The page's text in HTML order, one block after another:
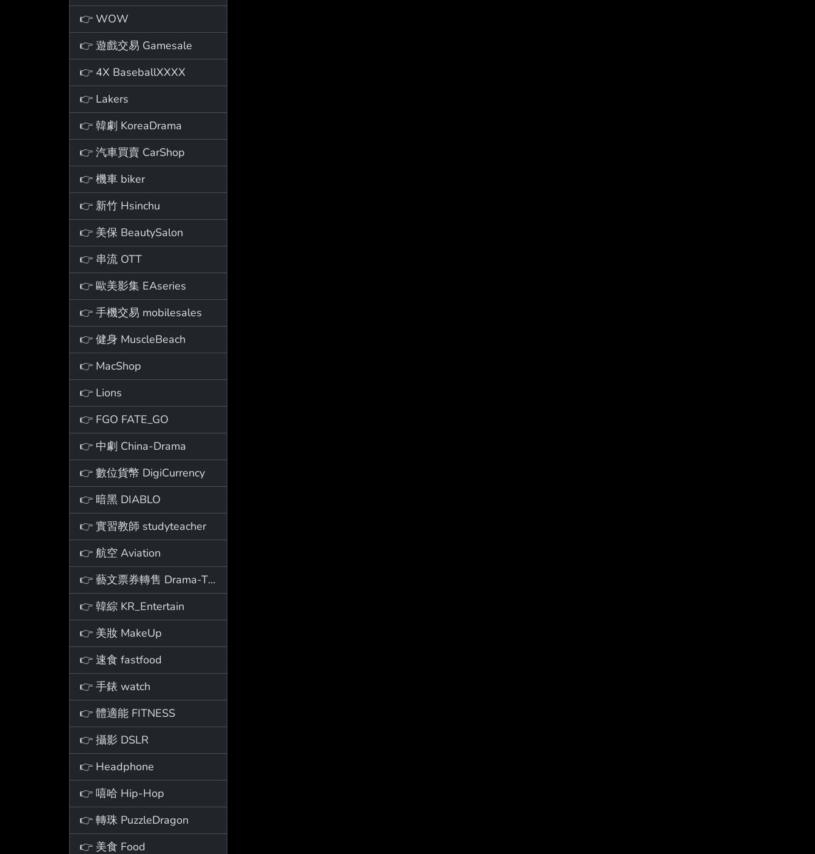
👉 WOW
👉 遊戲交易 Gamesale
👉 4X BaseballXXXX
👉 Lakers
👉 韓劇 KoreaDrama
👉 汽車買賣 CarShop
👉 機車 biker
👉 新竹 Hsinchu
👉 美保 BeautySalon
👉 串流 OTT
👉 歐美影集 EAseries
👉 手機交易 mobilesales
👉 健身 MuscleBeach
👉 MacShop
👉 Lions
👉 FGO FATE_GO
👉 中劇 China-Drama
👉 數位貨幣 DigiCurrency
👉 暗黑 DIABLO
👉 實習教師 studyteacher
👉 航空 Aviation
👉 藝文票券轉售 Drama-Ticket
👉 韓綜 KR_Entertain
👉 美妝 MakeUp
👉 速食 fastfood
👉 手錶 watch
👉 體適能 FITNESS
👉 攝影 DSLR
👉 Headphone
👉 嘻哈 Hip-Hop
👉 轉珠 PuzzleDragon
👉 美食 Food